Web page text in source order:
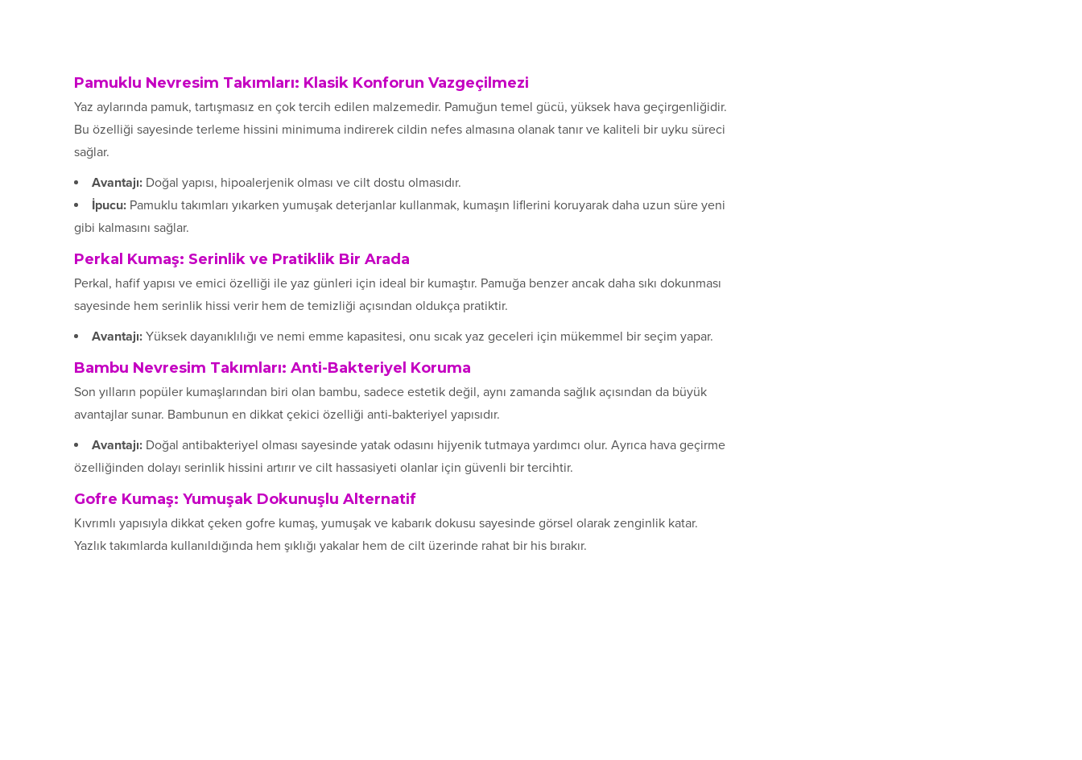
Pamuklu Nevresim Takımları: Klasik Konforun Vazgeçilmezi
Yaz aylarında pamuk, tartışmasız en çok tercih edilen malzemedir. Pamuğun temel gücü, yüksek hava geçirgenliğidir.
Bu özelliği sayesinde terleme hissini minimuma indirerek cildin nefes almasına olanak tanır ve kaliteli bir uyku süreci
sağlar.
Avantajı: Doğal yapısı, hipoalerjenik olması ve cilt dostu olmasıdır.
İpucu: Pamuklu takımları yıkarken yumuşak deterjanlar kullanmak, kumaşın liflerini koruyarak daha uzun süre yeni
gibi kalmasını sağlar.
Perkal Kumaş: Serinlik ve Pratiklik Bir Arada
Perkal, hafif yapısı ve emici özelliği ile yaz günleri için ideal bir kumaştır. Pamuğa benzer ancak daha sıkı dokunması
sayesinde hem serinlik hissi verir hem de temizliği açısından oldukça pratiktir.
Avantajı: Yüksek dayanıklılığı ve nemi emme kapasitesi, onu sıcak yaz geceleri için mükemmel bir seçim yapar.
Bambu Nevresim Takımları: Anti-Bakteriyel Koruma
Son yılların popüler kumaşlarından biri olan bambu, sadece estetik değil, aynı zamanda sağlık açısından da büyük
avantajlar sunar. Bambunun en dikkat çekici özelliği anti-bakteriyel yapısıdır.
Avantajı: Doğal antibakteriyel olması sayesinde yatak odasını hijyenik tutmaya yardımcı olur. Ayrıca hava geçirme
özelliğinden dolayı serinlik hissini artırır ve cilt hassasiyeti olanlar için güvenli bir tercihtir.
Gofre Kumaş: Yumuşak Dokunuşlu Alternatif
Kıvrımlı yapısıyla dikkat çeken gofre kumaş, yumuşak ve kabarık dokusu sayesinde görsel olarak zenginlik katar.
Yazlık takımlarda kullanıldığında hem şıklığı yakalar hem de cilt üzerinde rahat bir his bırakır.